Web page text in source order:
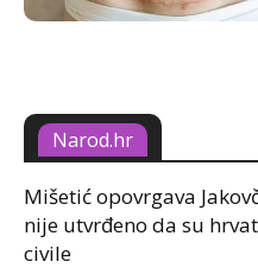
Narod.hr
Mišetić opovrgava
nije utvrđeno da su
civile